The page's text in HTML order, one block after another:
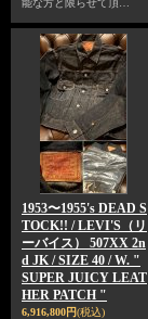
能な方と限らせて頂…
1953〜1955's DEAD S
TOCK!! / LEVI'S（リ
ーバイス） 507XX 2n
d JK / SIZE 40 / W. "
SUPER JUICY LEAT
HER PATCH "
6,916,800円(税込)